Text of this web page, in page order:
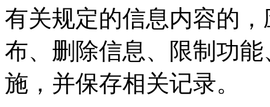
有关规定的信息内容的
布、删除信息、限制功
施，并保存相关记录。